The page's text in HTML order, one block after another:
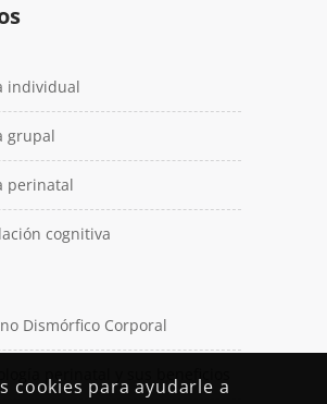
individual
grupal
perinatal
cognitiva
Dismórfico Corporal
perinatal y sus beneficios
cookies para ayudarle a